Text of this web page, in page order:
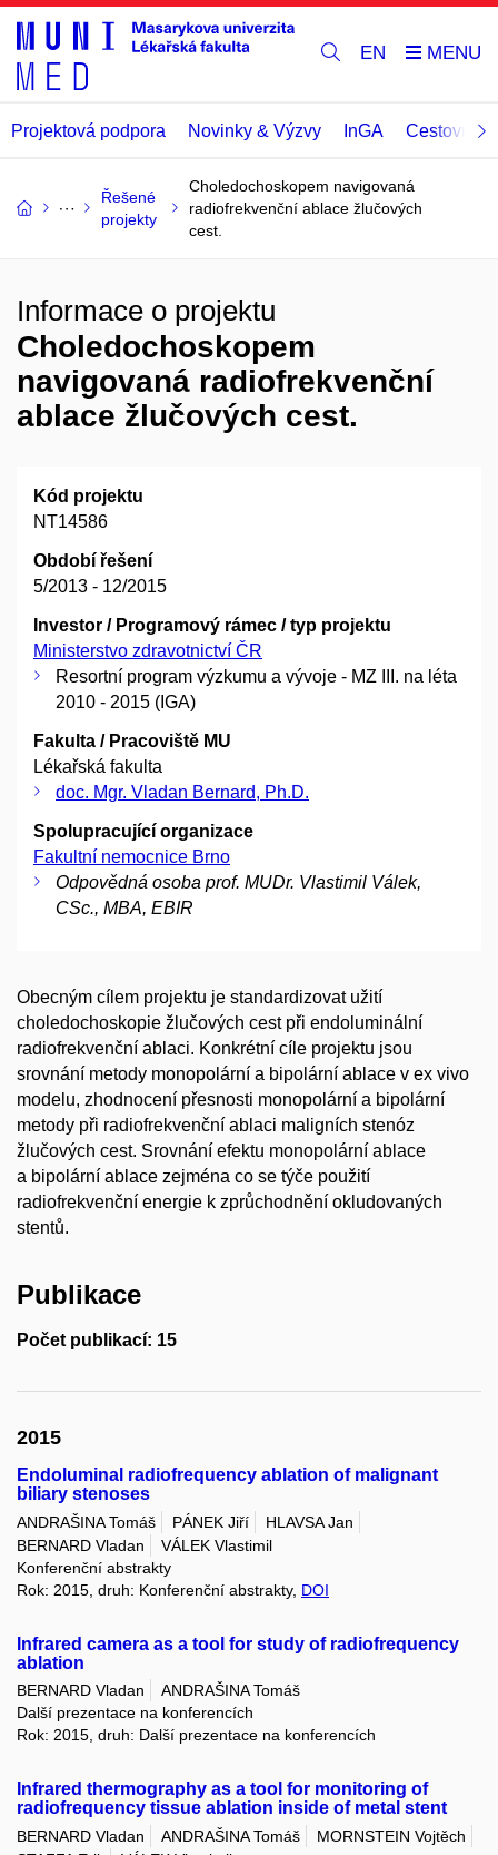
EN
Projektová podpora Novinky & Výzvy InGA Cestovní
Řešené
projekty
Choledochoskopem navigovaná
radiofrekvenční ablace žlučových
cest.
Informace o projektu
Choledochoskopem
navigovaná radiofrekvenční
ablace žlučových cest.
Kód projektu
NT14586
Období řešení
5/2013 - 12/2015
Investor / Programový rámec / typ projektu
Ministerstvo zdravotnictví ČR
Resortní program výzkumu a vývoje - MZ III. na léta
2010 - 2015 (IGA)
Fakulta / Pracoviště MU
Lékařská fakulta
doc. Mgr. Vladan Bernard, Ph.D.
Spolupracující organizace
Fakultní nemocnice Brno
Odpovědná osoba prof. MUDr. Vlastimil Válek,
CSc., MBA, EBIR
Obecným cílem projektu je standardizovat užití
choledochoskopie žlučových cest při endoluminální
radiofrekvenční ablaci. Konkrétní cíle projektu jsou
srovnání metody monopolární a bipolární ablace v ex vivo
modelu, zhodnocení přesnosti monopolární a bipolární
metody při radiofrekvenční ablaci maligních stenóz
žlučových cest. Srovnání efektu monopolární ablace
a bipolární ablace zejména co se týče použití
radiofrekvenční energie k zprůchodnění okludovaných
stentů.
Publikace
Počet publikací: 15
2015
Endoluminal radiofrequency ablation of malignant
biliary stenoses
ANDRAŠINA Tomáš PÁNEK Jiří
HLAVSA Jan
BERNARD Vladan
VÁLEK Vlastimil
Konferenční abstrakty
Rok: 2015, druh: Konferenční abstrakty, DOI
Infrared camera as a tool for study of radiofrequency
ablation
BERNARD Vladan
ANDRAŠINA Tomáš
Další prezentace na konferencích
Rok: 2015, druh: Další prezentace na konferencích
Infrared thermography as a tool for monitoring of
radiofrequency tissue ablation inside of metal stent
BERNARD Vladan ANDRAŠINA Tomáš
MORNSTEIN Vojtěch